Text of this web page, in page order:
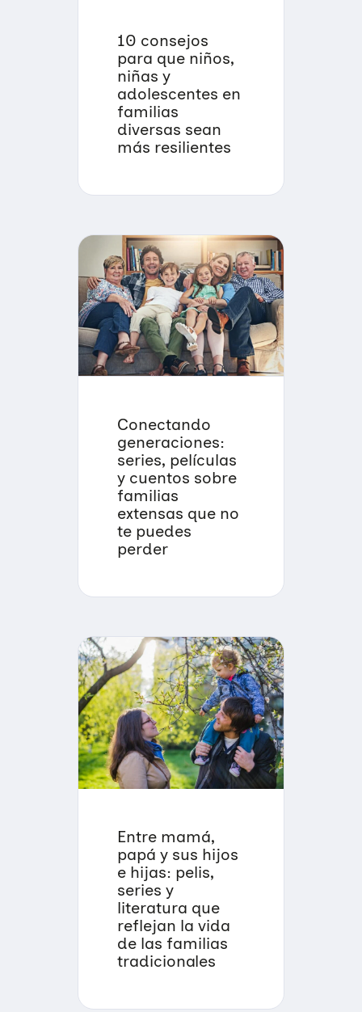
10 consejos
para que niños,
niñas y
adolescentes en
familias
diversas sean
más resilientes
Conectando
generaciones:
series, películas
y cuentos sobre
familias
extensas que no
te puedes
perder
Entre mamá,
papá y sus hijos
e hijas: pelis,
series y
literatura que
reflejan la vida
de las familias
tradicionales